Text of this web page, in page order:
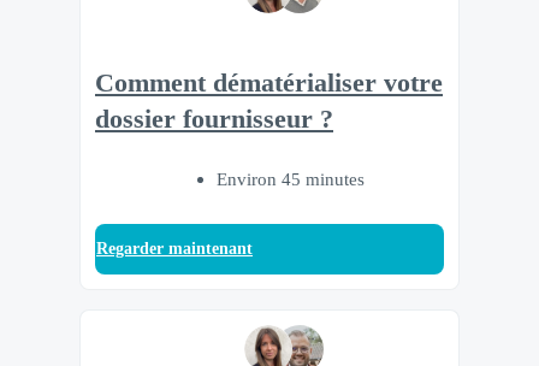
Comment dématérialiser votre
dossier fournisseur ?
Environ 45 minutes
Regarder maintenant